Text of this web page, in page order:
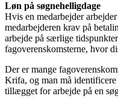
Løn på søgnehelligdage
Hvis en medarbejder
medarbejderen krav på
arbejde på særlige
fagoverenskomsterne, hvor
Der er mange
Krifa, og man må
tillægget for arbejde på en